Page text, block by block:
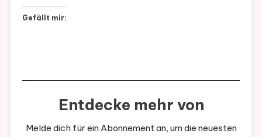
Gefällt mir:
Entdecke mehr von
Melde dich für ein Abonnement an, um die neuesten